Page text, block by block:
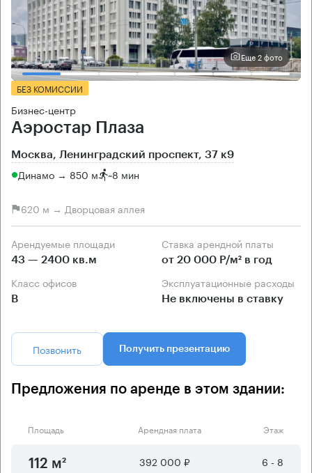
Еще 2 фото
БЕЗ КОМИССИИ
Бизнес-центр
Аэростар Плаза
Москва, Ленинградский проспект, 37 к9
Динамо → 850 м ~8 мин
620 м → Дворцовая аллея
Арендуемые площади
43 — 2400 кв.м
Ставка арендной платы
от 20 000 Р/м² в год
Класс офисов
B
Эксплуатационные расходы
Не включены в ставку
Позвонить Получить презентацию
Предложения по аренде в этом здании:
Площадь Арендная плата Этаж
112 м² 392 000 ₽ 6 - 8